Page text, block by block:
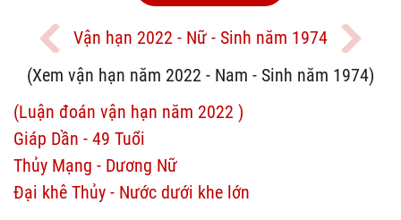
Vận hạn 2022 - Nữ - Sinh năm 1974
(Xem vận hạn năm 2022 - Nam - Sinh năm 1974)
(Luận đoán vận hạn năm 2022 )
Giáp Dần - 49 Tuổi
Thủy Mạng - Dương Nữ
Đại khê Thủy - Nước dưới khe lớn